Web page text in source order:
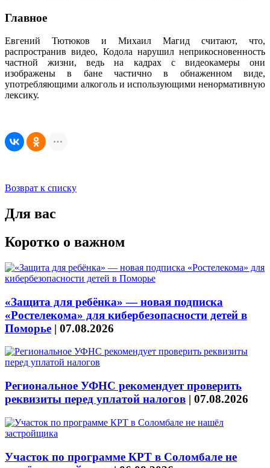
Главное
Евгений Тютюков и Михаил Магид считают, что,
распространив видео, Кодола нарушил неприкосновенность
частной жизни, ведь на кадрах с видеокамеры они
изображены в бане частично в обнаженном виде,
употребляющими алкоголь и использующими ненормативную
лексику.
Возврат к списку
Для вас
Коротко о важном
«Защита для ребёнка» — новая подписка
«Ростелекома» для кибербезопасности детей в
Поморье | 07.08.2026
Региональное УФНС рекомендует проверить
реквизиты перед уплатой налогов | 07.08.2026
Участок по программе КРТ в Соломбале не